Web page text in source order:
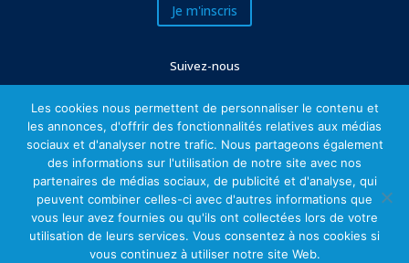
Je m'inscris
Suivez-nous
Mentions légales
Les cookies nous permettent de personnaliser le contenu et
les annonces, d'offrir des fonctionnalités relatives aux médias
sociaux et d'analyser notre trafic. Nous partageons également
des informations sur l'utilisation de notre site avec nos
partenaires de médias sociaux, de publicité et d'analyse, qui
peuvent combiner celles-ci avec d'autres informations que
vous leur avez fournies ou qu'ils ont collectées lors de votre
utilisation de leurs services. Vous consentez à nos cookies si
vous continuez à utiliser notre site Web.